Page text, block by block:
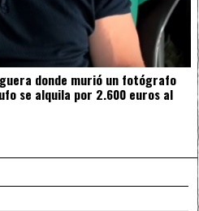
donde murió un fotógrafo
se alquila por 2.600 euros al